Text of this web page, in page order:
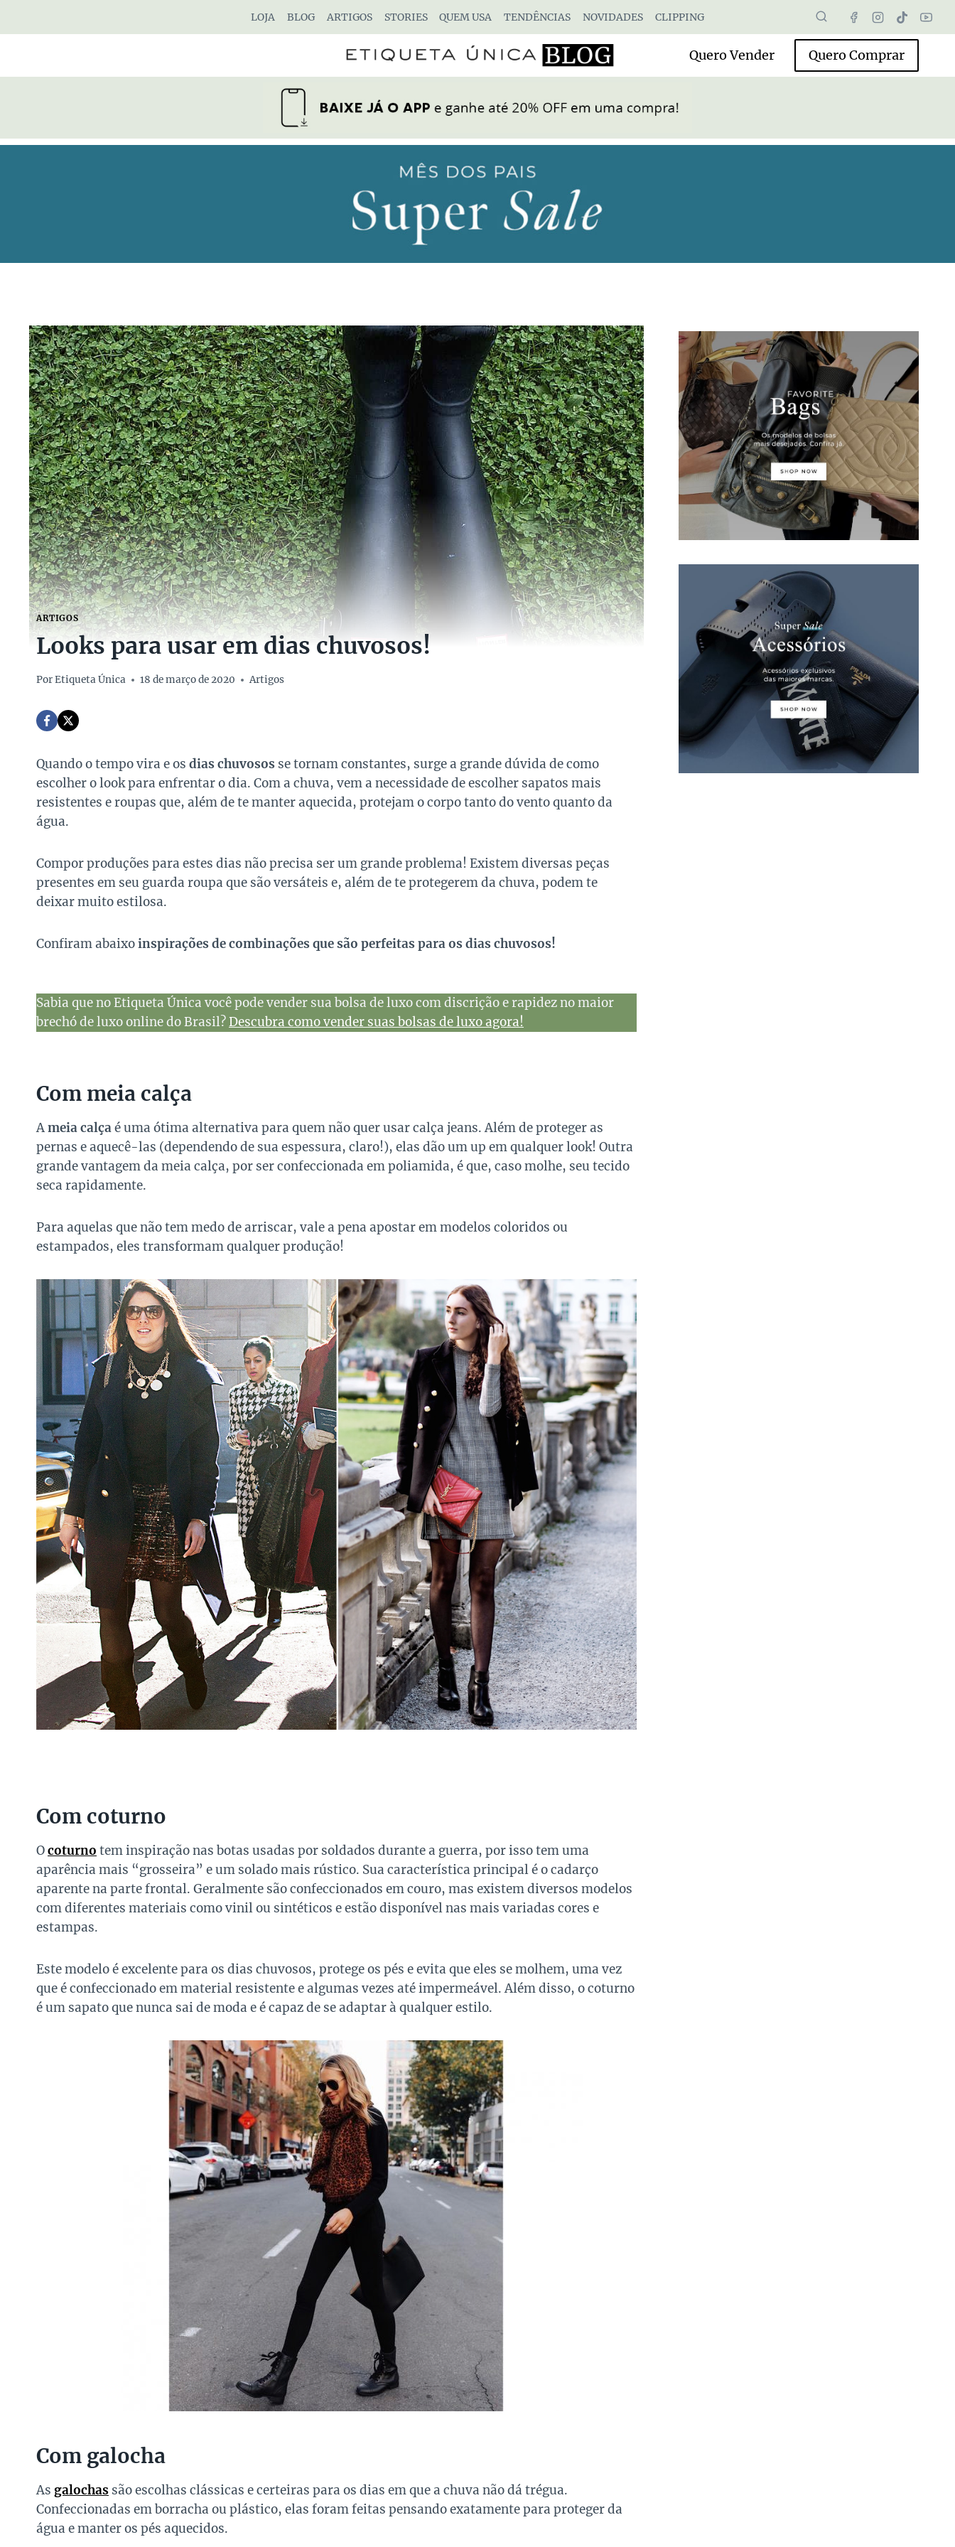
LOJA BLOG ARTIGOS STORIES QUEM USA TENDÊNCIAS NOVIDADES CLIPPING
Quero Vender Quero Comprar
ARTIGOS
Looks para usar em dias chuvosos!
PorEtiqueta Única 18 de março de 2020 Artigos
Quando o tempo vira e os dias chuvosos se tornam constantes, surge a grande dúvida de como
escolher o look para enfrentar o dia. Com a chuva, vem a necessidade de escolher sapatos mais
resistentes e roupas que, além de te manter aquecida, protejam o corpo tanto do vento quanto da
água.
Compor produções para estes dias não precisa ser um grande problema! Existem diversas peças
presentes em seu guarda roupa que são versáteis e, além de te protegerem da chuva, podem te
deixar muito estilosa.
Confiram abaixoinspirações de combinações que são perfeitas para os dias chuvosos!
Sabia que no Etiqueta Única você pode vender sua bolsa de luxo com discrição e rapidez no maior
brechó de luxo online do Brasil?Descubra como vender suas bolsas de luxo agora!
Com meia calça
Ameia calçaé uma ótima alternativa para quem não quer usar calça jeans. Além de proteger as
pernas e aquecê-las (dependendo de sua espessura, claro!), elas dão um up em qualquer look! Outra
grande vantagem da meia calça, por ser confeccionada em poliamida, é que, caso molhe, seu tecido
seca rapidamente.
Para aquelas que não tem medo de arriscar, vale a pena apostar em modelos coloridos ou
estampados, eles transformam qualquer produção!
Com coturno
Ocoturno tem inspiração nas botas usadas por soldados durante a guerra, por isso tem uma
aparência mais “grosseira” e um solado mais rústico. Sua característica principal é o cadarço
aparente na parte frontal. Geralmente são confeccionados em couro, mas existem diversos modelos
com diferentes materiais como vinil ou sintéticos e estão disponível nas mais variadas cores e
estampas.
Este modelo é excelente para os dias chuvosos, protege os pés e evita que eles se molhem, uma vez
que é confeccionado em material resistente e algumas vezes até impermeável.Além disso, o coturno
é um sapato que nunca sai de moda e é capaz de se adaptar à qualquer estilo.
Com galocha
As galochas são escolhas clássicas e certeiras para os dias em que a chuva não dá trégua.
Confeccionadas em borracha ou plástico, elas foram feitas pensando exatamente para protegerda
água e manter os pés aquecidos.